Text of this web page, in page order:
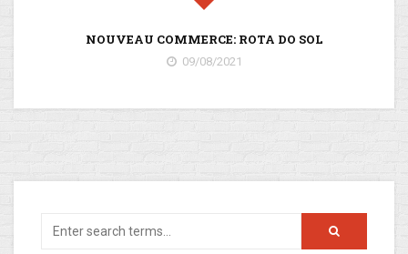
NOUVEAU COMMERCE: ROTA DO SOL
09/08/2021